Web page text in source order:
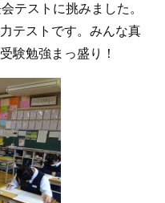
テストに挑みました。
テストです。みんな真
験勉強まっ盛り！